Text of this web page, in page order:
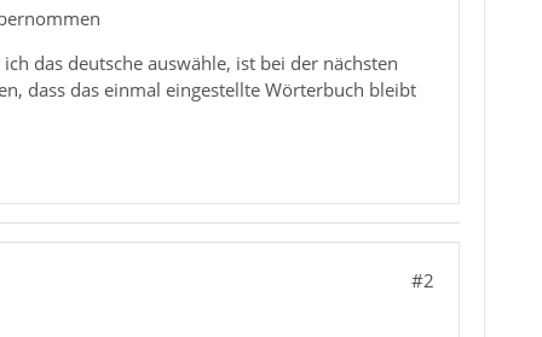
das deutsche auswähle, ist bei der nächsten
dass das einmal eingestellte Wörterbuch bleibt
#2